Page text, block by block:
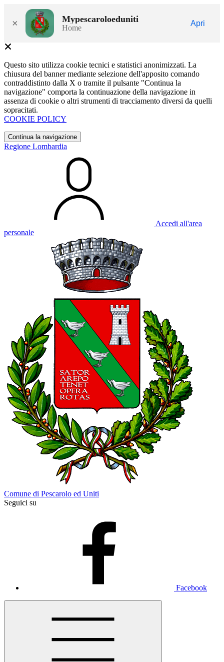
× Mypescaroloeduniti
Home
Apri
Questo sito utilizza cookie tecnici e statistici anonimizzati. La
chiusura del banner mediante selezione dell'apposito comando
contraddistinto dalla X o tramite il pulsante "Continua la
navigazione" comporta la continuazione della navigazione in
assenza di cookie o altri strumenti di tracciamento diversi da quelli
sopracitati.
COOKIE POLICY
Continua la navigazione
Regione Lombardia
Accedi all'area
personale
Comune di Pescarolo ed Uniti
Seguici su
Facebook